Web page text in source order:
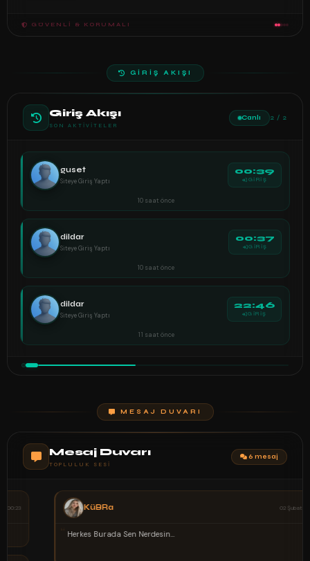
GÜVENLI & KORUMALI
GİRİŞ AKIŞI
Giriş Akışı
SON AKTIVITELER
Canlı 2 / 2
guset
Siteye Giriş Yaptı
00:39
GİRİŞ
10 saat önce
dildar
Siteye Giriş Yaptı
00:37
GİRİŞ
10 saat önce
dildar
Siteye Giriş Yaptı
22:46
GİRİŞ
11 saat önce
MESAJ DUVARI
Mesaj Duvarı
TOPLULUK SESI
6 mesaj
KüBRa 02 Şubat 00:21
Herkes Burada Sen Nerdesin...